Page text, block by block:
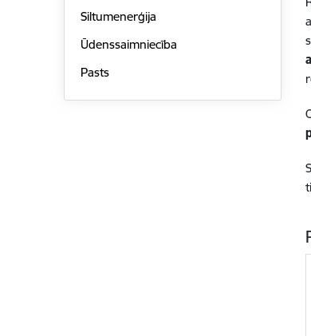
Siltumenerģija
Ūdenssaimniecība
Pasts